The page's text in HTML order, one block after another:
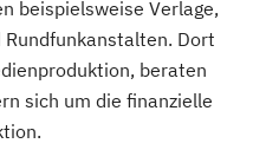
beispielsweise Verlage,
Dort
beraten
sich um die finanzielle